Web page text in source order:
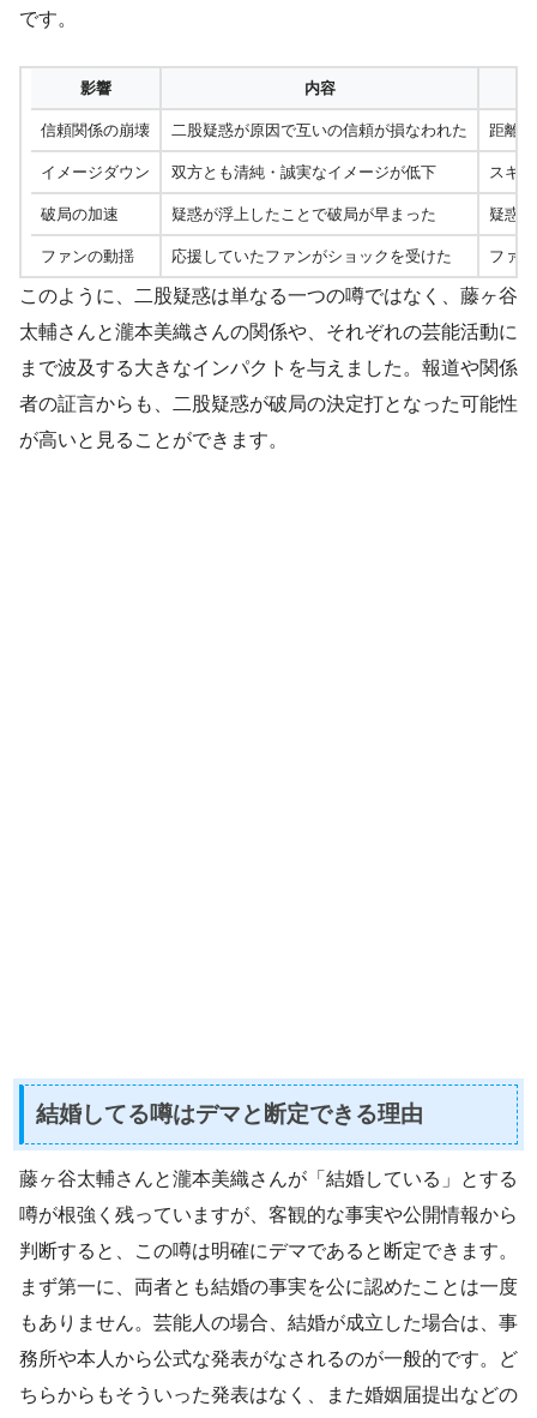
です。
影響 内容
信頼関係の崩壊 二股疑惑が原因で互いの信頼が損なわれた 距離
イメージダウン 双方とも清純・誠実なイメージが低下 スキ
破局の加速 疑惑が浮上したことで破局が早まった 疑惑
ファンの動揺 応援していたファンがショックを受けた ファ
このように、二股疑惑は単なる一つの噂ではなく、藤ヶ谷
太輔さんと瀧本美織さんの関係や、それぞれの芸能活動に
まで波及する大きなインパクトを与えました。報道や関係
者の証言からも、二股疑惑が破局の決定打となった可能性
が高いと見ることができます。
結婚してる噂はデマと断定できる理由
藤ヶ谷太輔さんと瀧本美織さんが「結婚している」とする
噂が根強く残っていますが、客観的な事実や公開情報から
判断すると、この噂は明確にデマであると断定できます。
まず第一に、両者とも結婚の事実を公に認めたことは一度
もありません。芸能人の場合、結婚が成立した場合は、事
務所や本人から公式な発表がなされるのが一般的です。ど
ちらからもそういった発表はなく、また婚姻届提出などの